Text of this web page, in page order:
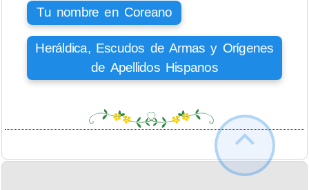
Tu nombre en Coreano
Heráldica, Escudos de Armas y Orígenes
de Apellidos Hispanos